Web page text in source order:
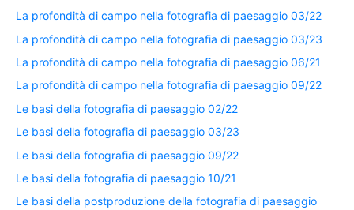
La profondità di campo nella fotografia di paesaggio 03/22
La profondità di campo nella fotografia di paesaggio 03/23
La profondità di campo nella fotografia di paesaggio 06/21
La profondità di campo nella fotografia di paesaggio 09/22
Le basi della fotografia di paesaggio 02/22
Le basi della fotografia di paesaggio 03/23
Le basi della fotografia di paesaggio 09/22
Le basi della fotografia di paesaggio 10/21
Le basi della postproduzione della fotografia di paesaggio